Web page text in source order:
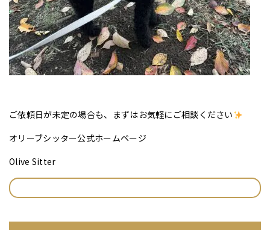
ご依頼日が未定の場合も、まずはお気軽にご相談ください
オリーブシッター公式ホームページ
Olive Sitter